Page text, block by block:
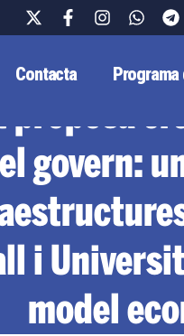
Contacta Programa
govern:
i
model